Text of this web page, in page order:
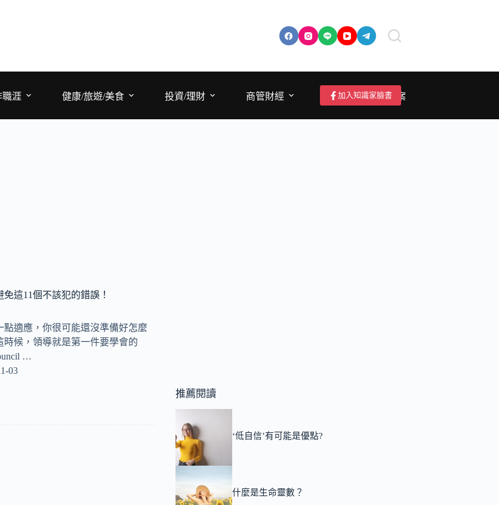
職涯 健康/旅遊/美食 投資/理財 商管財經 成為作者/投稿/提案
加入知識家臉書
這11個不該犯的錯誤！
適應，你很可能還沒準備好怎麼
候，領導就是第一件要學會的
…
03
推薦閱讀
‘低自信’有可能是優點?
什麼是生命靈數？